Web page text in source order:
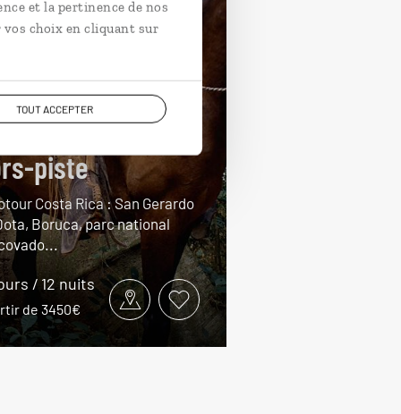
et la pertinence de nos
vos choix en cliquant sur
TOUT ACCEPTER
Rica en
piste
Costa Rica : San Gerardo
Boruca, parc national
/ 12 nuits
de 3450€